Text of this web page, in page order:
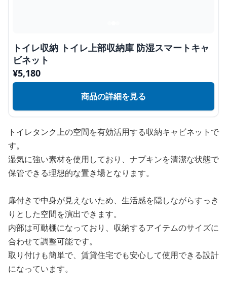
トイレ収納 トイレ上部収納庫 防湿スマートキャ
ビネット
¥5,180
商品の詳細を見る
トイレタンク上の空間を有効活用する収納キャビネットで
す。
湿気に強い素材を使用しており、ナプキンを清潔な状態で
保管できる理想的な置き場となります。
扉付きで中身が見えないため、生活感を隠しながらすっき
りとした空間を演出できます。
内部は可動棚になっており、収納するアイテムのサイズに
合わせて調整可能です。
取り付けも簡単で、賃貸住宅でも安心して使用できる設計
になっています。